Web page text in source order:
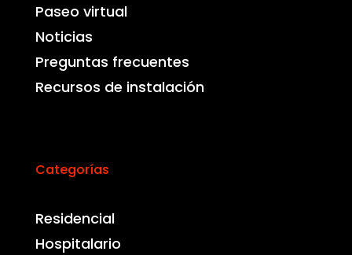
Paseo virtual
Noticias
Preguntas frecuentes
Recursos de instalación
Categorías
Residencial
Hospitalario